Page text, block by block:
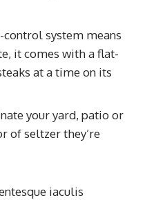
system means
it comes with a flat-
at a time on its
your yard, patio or
of seltzer they’re
iaculis